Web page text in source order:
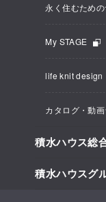
永く住むための
My STAGE
life knit design
カタログ・動
積水ハウス総
積水ハウスグ